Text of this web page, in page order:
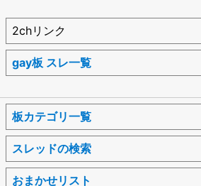
2chリンク
gay板 スレ一覧
板カテゴリ一覧
スレッドの検索
おまかせリスト